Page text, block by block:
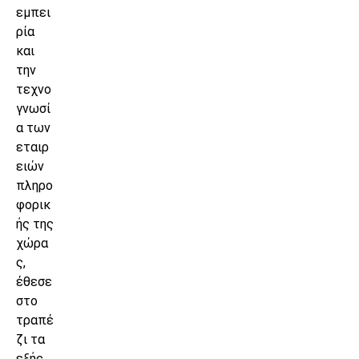
εμπει
ρία
και
την
τεχνο
γνωσί
α των
εταιρ
ειών
πληρο
φορικ
ής της
χώρα
ς,
έθεσε
στο
τραπέ
ζι τα